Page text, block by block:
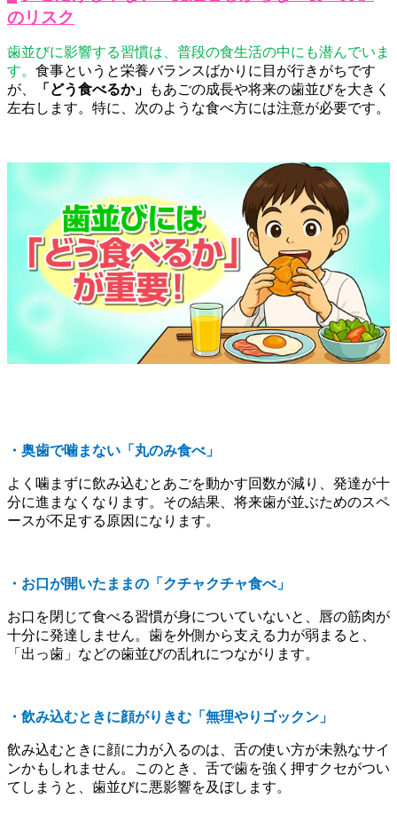
のリスク
歯並びに影響する習慣は、普段の食生活の中にも潜んでいま
す。 食事というと栄養バランスばかりに目が行きがちです
が、
「どう食べるか」
もあごの成長や将来の歯並びを大きく
左右します。特に、次のような食べ方には注意が必要です。
・奥歯で噛まない「丸のみ食べ」
よく噛まずに飲み込むとあごを動かす回数が減り、発達が十
分に進まなくなります。その結果、将来歯が並ぶためのスペ
ースが不足する原因になります。
・お口が開いたままの「クチャクチャ食べ」
お口を閉じて食べる習慣が身についていないと、唇の筋肉が
十分に発達しません。歯を外側から支える力が弱まると、
「出っ歯」などの歯並びの乱れにつながります。
・飲み込むときに顔がりきむ「無理やりゴックン」
飲み込むときに顔に力が入るのは、舌の使い方が未熟なサイ
ンかもしれません。このとき、舌で歯を強く押すクセがつい
てしまうと、歯並びに悪影響を及ぼします。